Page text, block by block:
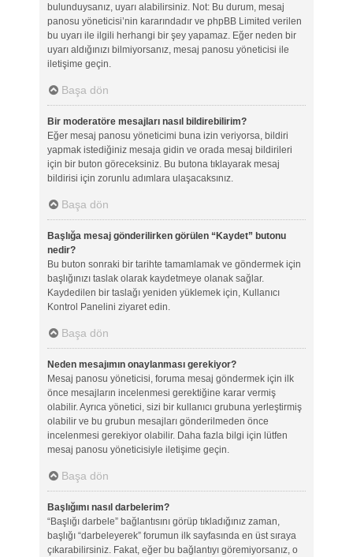
bulunduysanız, uyarı alabilirsiniz. Not: Bu durum, mesaj
panosu yöneticisi’nin kararındadır ve phpBB Limited verilen
bu uyarı ile ilgili herhangi bir şey yapamaz. Eğer neden bir
uyarı aldığınızı bilmiyorsanız, mesaj panosu yöneticisi ile
iletişime geçin.
Başa dön
Bir moderatöre mesajları nasıl bildirebilirim?
Eğer mesaj panosu yöneticimi buna izin veriyorsa, bildiri
yapmak istediğiniz mesaja gidin ve orada mesaj bildirileri
için bir buton göreceksiniz. Bu butona tıklayarak mesaj
bildirisi için zorunlu adımlara ulaşacaksınız.
Başa dön
Başlığa mesaj gönderilirken görülen “Kaydet” butonu
nedir?
Bu buton sonraki bir tarihte tamamlamak ve göndermek için
başlığınızı taslak olarak kaydetmeye olanak sağlar.
Kaydedilen bir taslağı yeniden yüklemek için, Kullanıcı
Kontrol Panelini ziyaret edin.
Başa dön
Neden mesajımın onaylanması gerekiyor?
Mesaj panosu yöneticisi, foruma mesaj göndermek için ilk
önce mesajların incelenmesi gerektiğine karar vermiş
olabilir. Ayrıca yönetici, sizi bir kullanıcı grubuna yerleştirmiş
olabilir ve bu grubun mesajları gönderilmeden önce
incelenmesi gerekiyor olabilir. Daha fazla bilgi için lütfen
mesaj panosu yöneticisiyle iletişime geçin.
Başa dön
Başlığımı nasıl darbelerim?
“Başlığı darbele” bağlantısını görüp tıkladığınız zaman,
başlığı “darbeleyerek” forumun ilk sayfasında en üst sıraya
çıkarabilirsiniz. Fakat, eğer bu bağlantıyı göremiyorsanız, o